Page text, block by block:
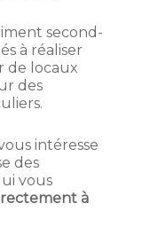
second-
à réaliser
de locaux
des
intéresse
des
vous
à